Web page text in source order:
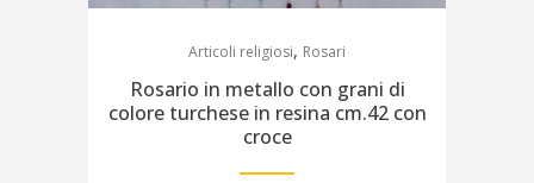
Articoli religiosi, Rosari
Rosario in metallo con grani di
colore turchese in resina cm.42 con
croce